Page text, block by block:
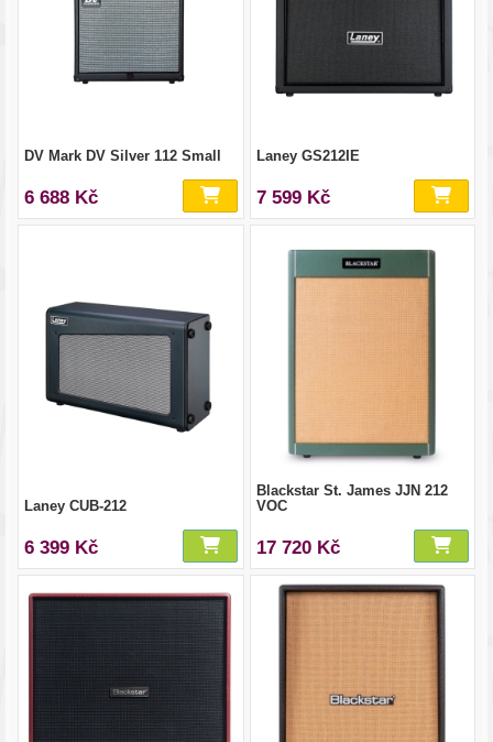
DV Mark DV Silver 112 Small
6 688 Kč
Laney GS212IE
7 599 Kč
Laney CUB-212
6 399 Kč
Blackstar St. James JJN 212
VOC
17 720 Kč